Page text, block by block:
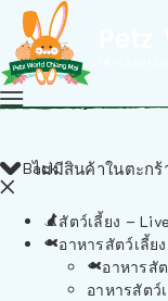
ไม่มีสินค้าในตะกร้
Back
สัตว์เลี้ยง –
อาหารสัตว์เลี้ย
อาหารสั
อาหารสัตว์